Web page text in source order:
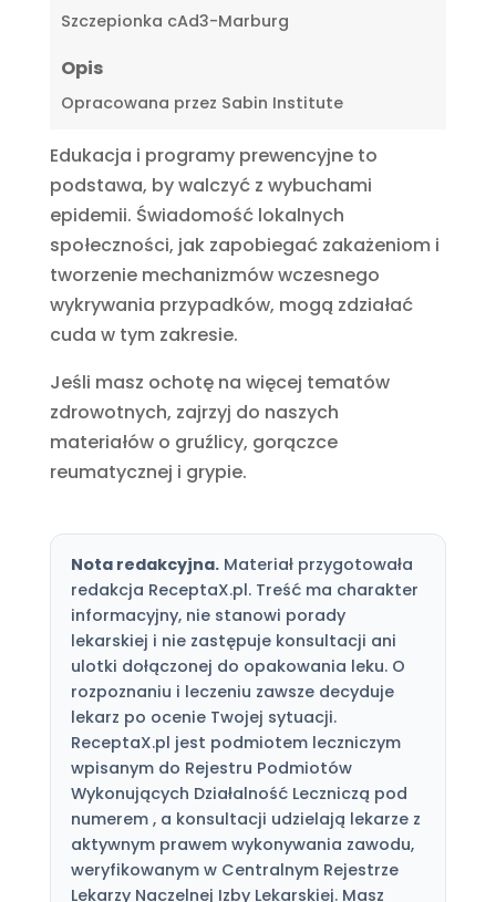
Szczepionka cAd3-Marburg
Opis
Opracowana przez Sabin Institute
Edukacja i programy prewencyjne to
podstawa, by walczyć z wybuchami
epidemii. Świadomość lokalnych
społeczności, jak zapobiegać zakażeniom i
tworzenie mechanizmów wczesnego
wykrywania przypadków, mogą zdziałać
cuda w tym zakresie.
Jeśli masz ochotę na więcej tematów
zdrowotnych, zajrzyj do naszych
materiałów o gruźlicy, gorączce
reumatycznej i grypie.
Nota redakcyjna.Materiał przygotowała
redakcja ReceptaX.pl. Treść ma charakter
informacyjny, nie stanowi porady
lekarskiej i nie zastępuje konsultacji ani
ulotki dołączonej do opakowania leku. O
rozpoznaniu i leczeniu zawsze decyduje
lekarz po ocenie Twojej sytuacji.
ReceptaX.pl jest podmiotem leczniczym
wpisanym do Rejestru Podmiotów
Wykonujących Działalność Leczniczą pod
numerem , a konsultacji udzielają lekarze z
aktywnym prawem wykonywania zawodu,
weryfikowanym w Centralnym Rejestrze
Lekarzy Naczelnej Izby Lekarskiej. Masz